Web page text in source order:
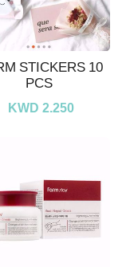
STICKERS 10
PCS
KWD 2.250